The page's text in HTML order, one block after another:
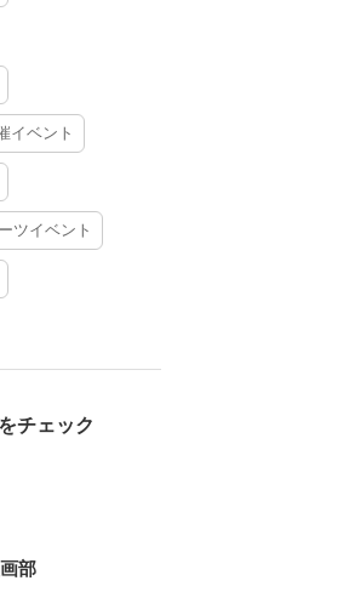
イベント
ツイベント
チェック
部